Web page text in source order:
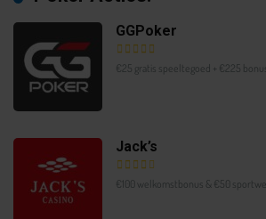
GGPoker
€25 gratis speeltegoed + €225 bonus
Jack’s
€100 welkomstbonus & €50